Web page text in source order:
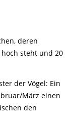
deren
steht und 20
der Vögel: Ein
März einen
den